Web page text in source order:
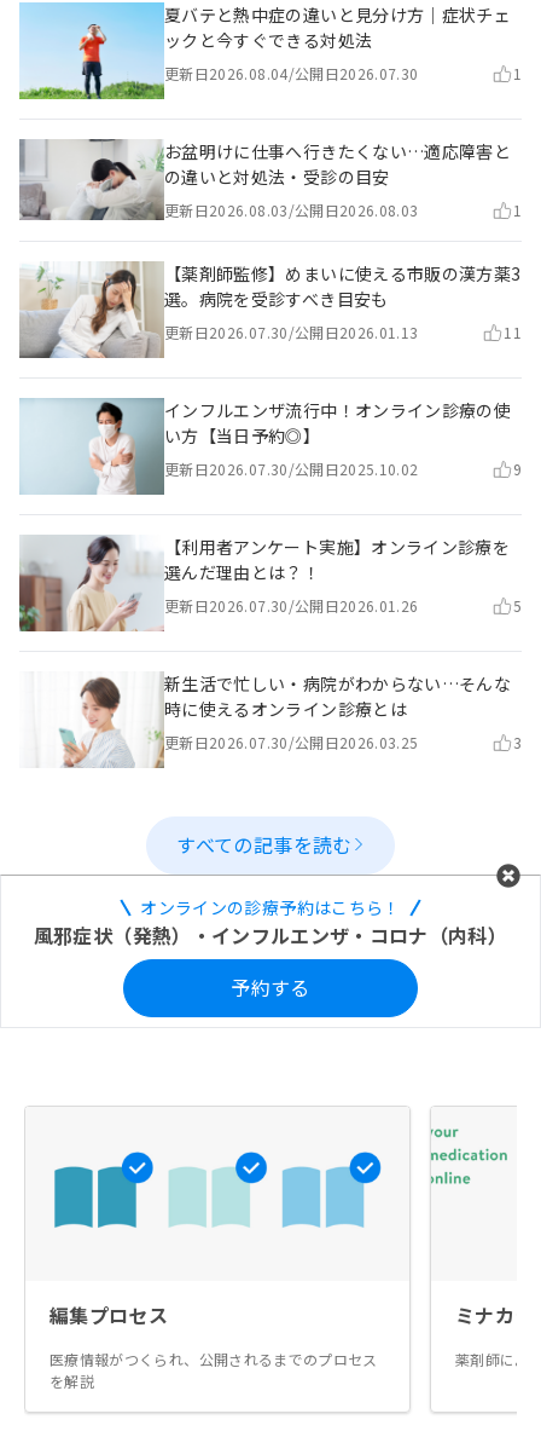
夏バテと熱中症の違いと見分け方｜症状チェ
ックと今すぐできる対処法
更新日2026.08.04/公開日2026.07.30 1
お盆明けに仕事へ行きたくない…適応障害と
の違いと対処法・受診の目安
更新日2026.08.03/公開日2026.08.03 1
【薬剤師監修】めまいに使える市販の漢方薬3
選。病院を受診すべき目安も
更新日2026.07.30/公開日2026.01.13 11
インフルエンザ流行中！オンライン診療の使
い方【当日予約◎】
更新日2026.07.30/公開日2025.10.02 9
【利用者アンケート実施】オンライン診療を
選んだ理由とは？！
更新日2026.07.30/公開日2026.01.26 5
新生活で忙しい・病院がわからない…そんな
時に使えるオンライン診療とは
更新日2026.07.30/公開日2026.03.25 3
すべての記事を読む
オンラインの診療予約はこちら！
風邪症状（発熱）・インフルエンザ・コロナ（内科）
予約する
編集プロセス
医療情報がつくられ、公開されるまでのプロセス
を解説
ミナカ
薬剤師によ